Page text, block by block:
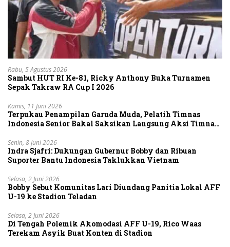
Rabu, 5 Agustus 2026
Sambut HUT RI Ke-81, Ricky Anthony Buka Turnamen
Sepak Takraw RA Cup I 2026
Kamis, 11 Juni 2026
Terpukau Penampilan Garuda Muda, Pelatih Timnas
Indonesia Senior Bakal Saksikan Langsung Aksi Timnas
Senin, 8 Juni 2026
Indra Sjafri: Dukungan Gubernur Bobby dan Ribuan
Suporter Bantu Indonesia Taklukkan Vietnam
Selasa, 2 Juni 2026
Bobby Sebut Komunitas Lari Diundang Panitia Lokal AFF
U-19 ke Stadion Teladan
Selasa, 2 Juni 2026
Di Tengah Polemik Akomodasi AFF U-19, Rico Waas
Terekam Asyik Buat Konten di Stadion